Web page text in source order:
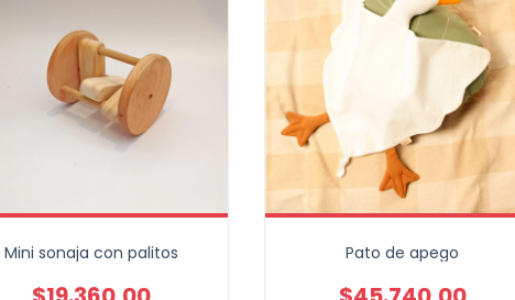
Mini sonaja con palitos Pato de apego